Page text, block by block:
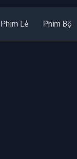
Phim Lẻ Phim Bộ